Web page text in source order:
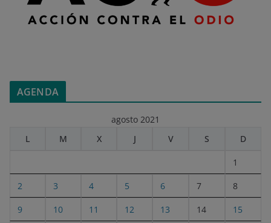
AGENDA
agosto 2021
L
M X J V S D
1
2 3 4 5 6 7 8
9 10 11 12 13 14 15